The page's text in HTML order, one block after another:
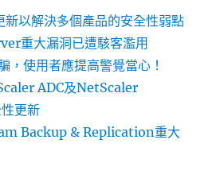
新以解決多個產品的安全性弱點
重大漏洞已遭駭客濫用
，使用者應提高警覺當心！
ADC及NetScaler
更新
Backup & Replication重大